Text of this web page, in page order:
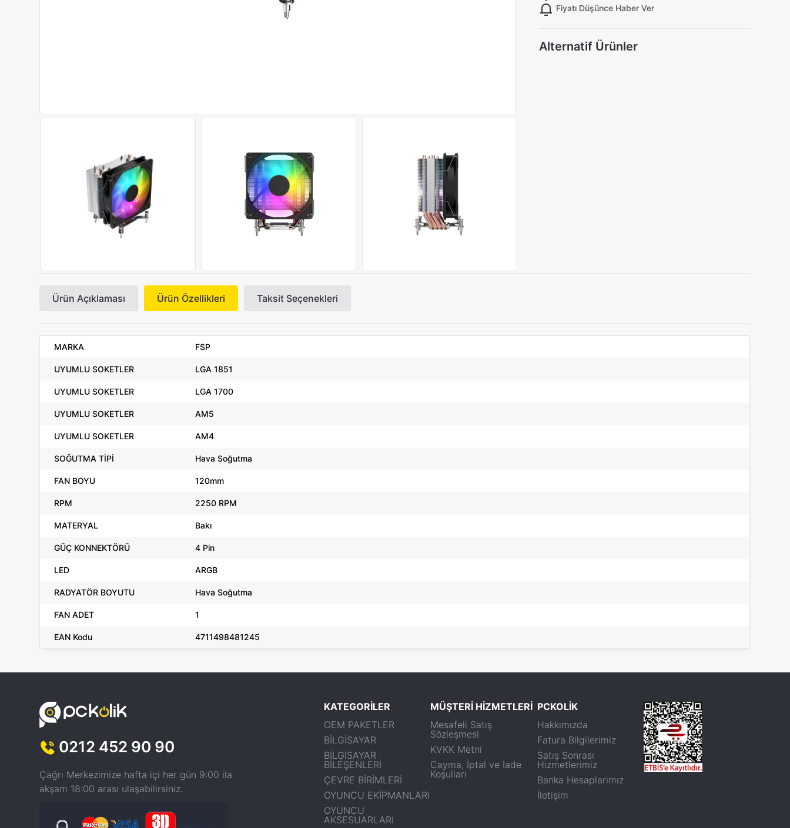
Fiyatı Düşünce Haber Ver
Alternatif Ürünler
Ürün Açıklaması Ürün Özellikleri Taksit Seçenekleri
MARKA FSP
UYUMLU SOKETLER LGA 1851
UYUMLU SOKETLER LGA 1700
UYUMLU SOKETLER AM5
UYUMLU SOKETLER AM4
SOĞUTMA TİPİ Hava Soğutma
FAN BOYU 120mm
RPM 2250 RPM
MATERYAL Bakı
GÜÇ KONNEKTÖRÜ 4 Pin
LED ARGB
RADYATÖR BOYUTU Hava Soğutma
FAN ADET 1
EAN Kodu 4711498481245
0212 452 90 90
Çağrı Merkezimize hafta içi her gün 9:00 ila
akşam 18:00 arası ulaşabilirsiniz.
KATEGORİLER
OEM PAKETLER
BİLGİSAYAR
BİLGİSAYAR
BİLEŞENLERİ
ÇEVRE BİRİMLERİ
OYUNCU EKİPMANLARI
OYUNCU
AKSESUARLARI
MÜŞTERİ HİZMETLERİ
Mesafeli Satış
Sözleşmesi
KVKK Metni
Cayma, İptal ve İade
Koşulları
PCKOLİK
Hakkımızda
Fatura Bilgilerimiz
Satış Sonrası
Hizmetlerimiz
Banka Hesaplarımız
İletişim